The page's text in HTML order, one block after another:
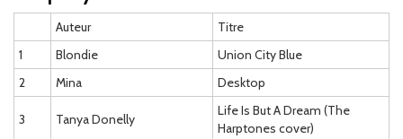
Auteur
Titre
1
Blondie
Union City Blue
2
Mina Desktop
3 Tanya Donelly
Life Is But A Dream (The
Harptones cover)